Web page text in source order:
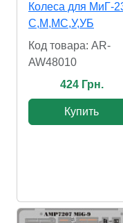
Колеса для МиГ-
С,М,МС,У,УБ
Код товара: AR-
AW48010
424 Грн.
Купить